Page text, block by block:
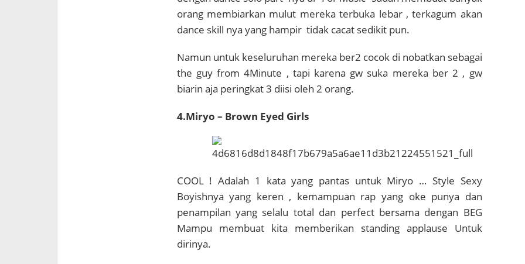
orang membiarkan mulut mereka terbuka lebar , terkagum akan
dance skill nya yang hampir tidak cacat sedikit pun.
Namun untuk keseluruhan mereka ber2 cocok di nobatkan sebagai
the guy from 4Minute , tapi karena gw suka mereka ber 2 , gw
biarin aja peringkat 3 diisi oleh 2 orang.
4.Miryo – Brown Eyed Girls
COOL ! Adalah 1 kata yang pantas untuk Miryo … Style Sexy
Boyishnya yang keren , kemampuan rap yang oke punya dan
penampilan yang selalu total dan perfect bersama dengan BEG
Mampu membuat kita memberikan standing applause Untuk
dirinya.